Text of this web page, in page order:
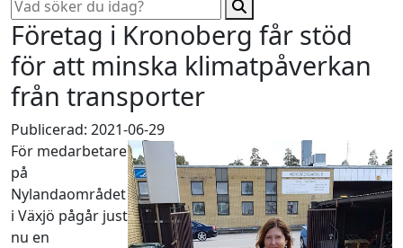
Företag i Kronoberg får stöd
för att minska klimatpåverkan
från transporter
Publicerad: 2021-06-29
För medarbetare
på
Nylandaområdet
i Växjö pågår just
nu en